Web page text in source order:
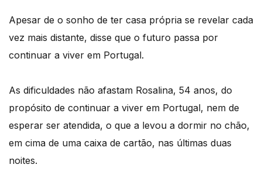
Apesar de o sonho de ter casa própria se revelar cada
vez mais distante, disse que o futuro passa por
continuar a viver em Portugal.
As dificuldades não afastam Rosalina, 54 anos, do
propósito de continuar a viver em Portugal, nem de
esperar ser atendida, o que a levou a dormir no chão,
em cima de uma caixa de cartão, nas últimas duas
noites.